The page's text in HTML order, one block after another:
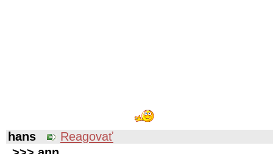
hans
Reagovať